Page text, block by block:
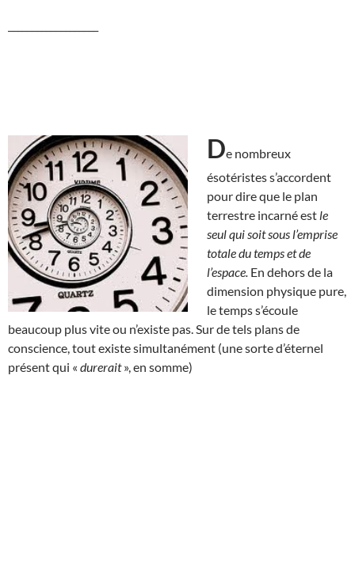
De nombreux
ésotéristes s’accordent
pour dire que le plan
terrestre incarné est le
seul qui soit sous l’emprise
totale du temps et de
l’espace. En dehors de la
dimension physique pure,
le temps s’écoule
beaucoup plus vite ou n’existe pas. Sur de tels plans de
conscience, tout existe simultanément (une sorte d’éternel
présent qui « durerait», en somme)